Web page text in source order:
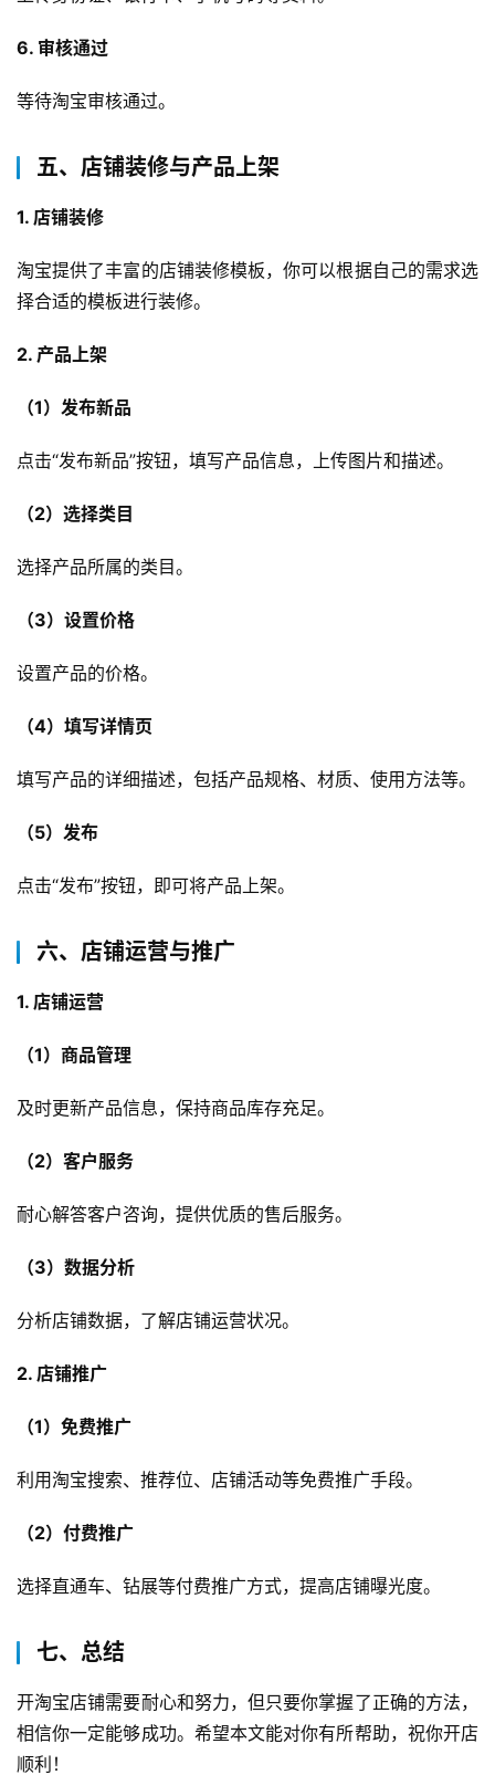
首
媒
E
优
i
观
察
6. 审核通过
等待淘宝审核通过。
五、店铺装修与产品上架
1. 店铺装修
淘宝提供了丰富的店铺装修模板，你可以根据自己的需求选
择合适的模板进行装修。
2. 产品上架
（1）发布新品
点击“发布新品”按钮，填写产品信息，上传图片和描述。
（2）选择类目
选择产品所属的类目。
（3）设置价格
设置产品的价格。
（4）填写详情页
填写产品的详细描述，包括产品规格、材质、使用方法等。
（5）发布
点击“发布”按钮，即可将产品上架。
六、店铺运营与推广
1. 店铺运营
（1）商品管理
及时更新产品信息，保持商品库存充足。
（2）客户服务
耐心解答客户咨询，提供优质的售后服务。
（3）数据分析
分析店铺数据，了解店铺运营状况。
2. 店铺推广
（1）免费推广
利用淘宝搜索、推荐位、店铺活动等免费推广手段。
（2）付费推广
选择直通车、钻展等付费推广方式，提高店铺曝光度。
七、总结
开淘宝店铺需要耐心和努力，但只要你掌握了正确的方法，
相信你一定能够成功。希望本文能对你有所帮助，祝你开店
顺利！